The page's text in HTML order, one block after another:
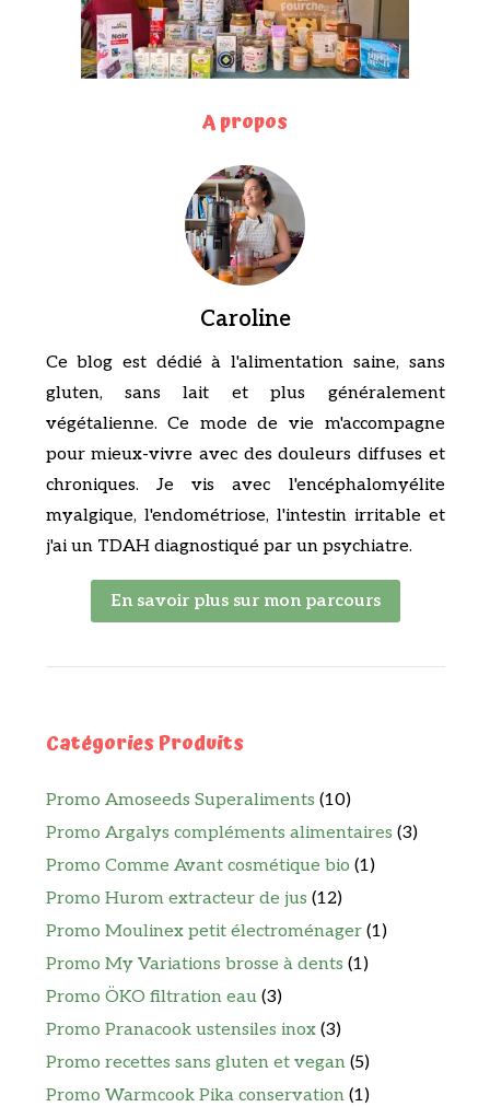
A propos
Caroline
Ce blog est dédié à l'alimentation saine, sans
gluten, sans lait et plus généralement
végétalienne. Ce mode de vie m'accompagne
pour mieux-vivre avec des douleurs diffuses et
chroniques. Je vis avec l'encéphalomyélite
myalgique, l'endométriose, l'intestin irritable et
j'ai un TDAH diagnostiqué par un psychiatre.
En savoir plus sur mon parcours
Catégories Produits
Promo Amoseeds Superaliments (10)
Promo Argalys compléments alimentaires (3)
Promo Comme Avant cosmétique bio (1)
Promo Hurom extracteur de jus (12)
Promo Moulinex petit électroménager (1)
Promo My Variations brosse à dents (1)
Promo ÖKO filtration eau (3)
Promo Pranacook ustensiles inox (3)
Promo recettes sans gluten et vegan (5)
Promo Warmcook Pika conservation (1)